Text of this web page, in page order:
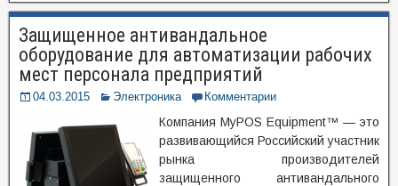
Защищенное антивандальное
оборудование для автоматизации рабочих
мест персонала предприятий
04.03.2015 Электроника Комментарии
Компания MyPOS Equipment™ — это
развивающийся Российский участник
рынка производителей
защищенного антивандального